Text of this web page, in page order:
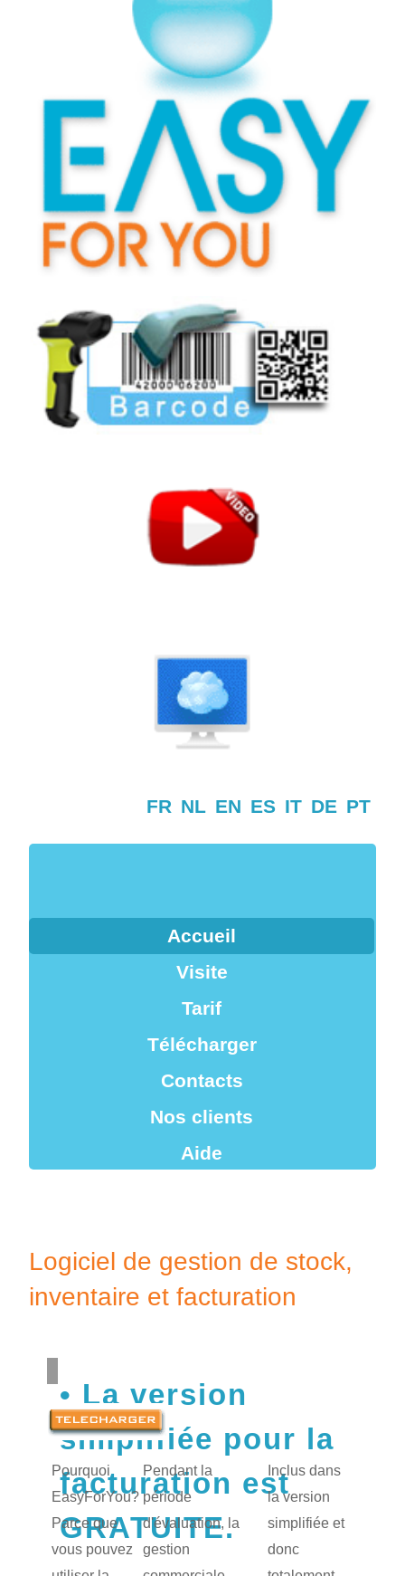
FR NL EN ES IT DE PT
Accueil
Visite
Tarif
Télécharger
Contacts
Nos clients
Aide
Logiciel de gestion de stock,
inventaire et facturation
La version
simplifiée pour la
facturation est
GRATUITE.
Pourquoi
EasyForYou?
Parce que
vous pouvez
Pendant la
période
d'évaluation, la
gestion
Inclus dans
la version
simplifiée et
donc